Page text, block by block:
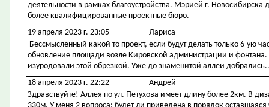
деятельности в рамках благоустройства. Мэрией г. Новосибирска
более квалифицированные проектные бюро.
19 апреля 2023 г. 23:05
Лариса
Бессмысленный какой то проект, если будут делать только 6-ую
обновление площади возле Кировской администрации и фонтана.
изуродовали этой обрезкой. Уже до знаменитой аллеи
18 апреля 2023 г. 22:22
Андрей
Здравствуйте! Аллея по ул. Петухова имеет длину более 2км. В